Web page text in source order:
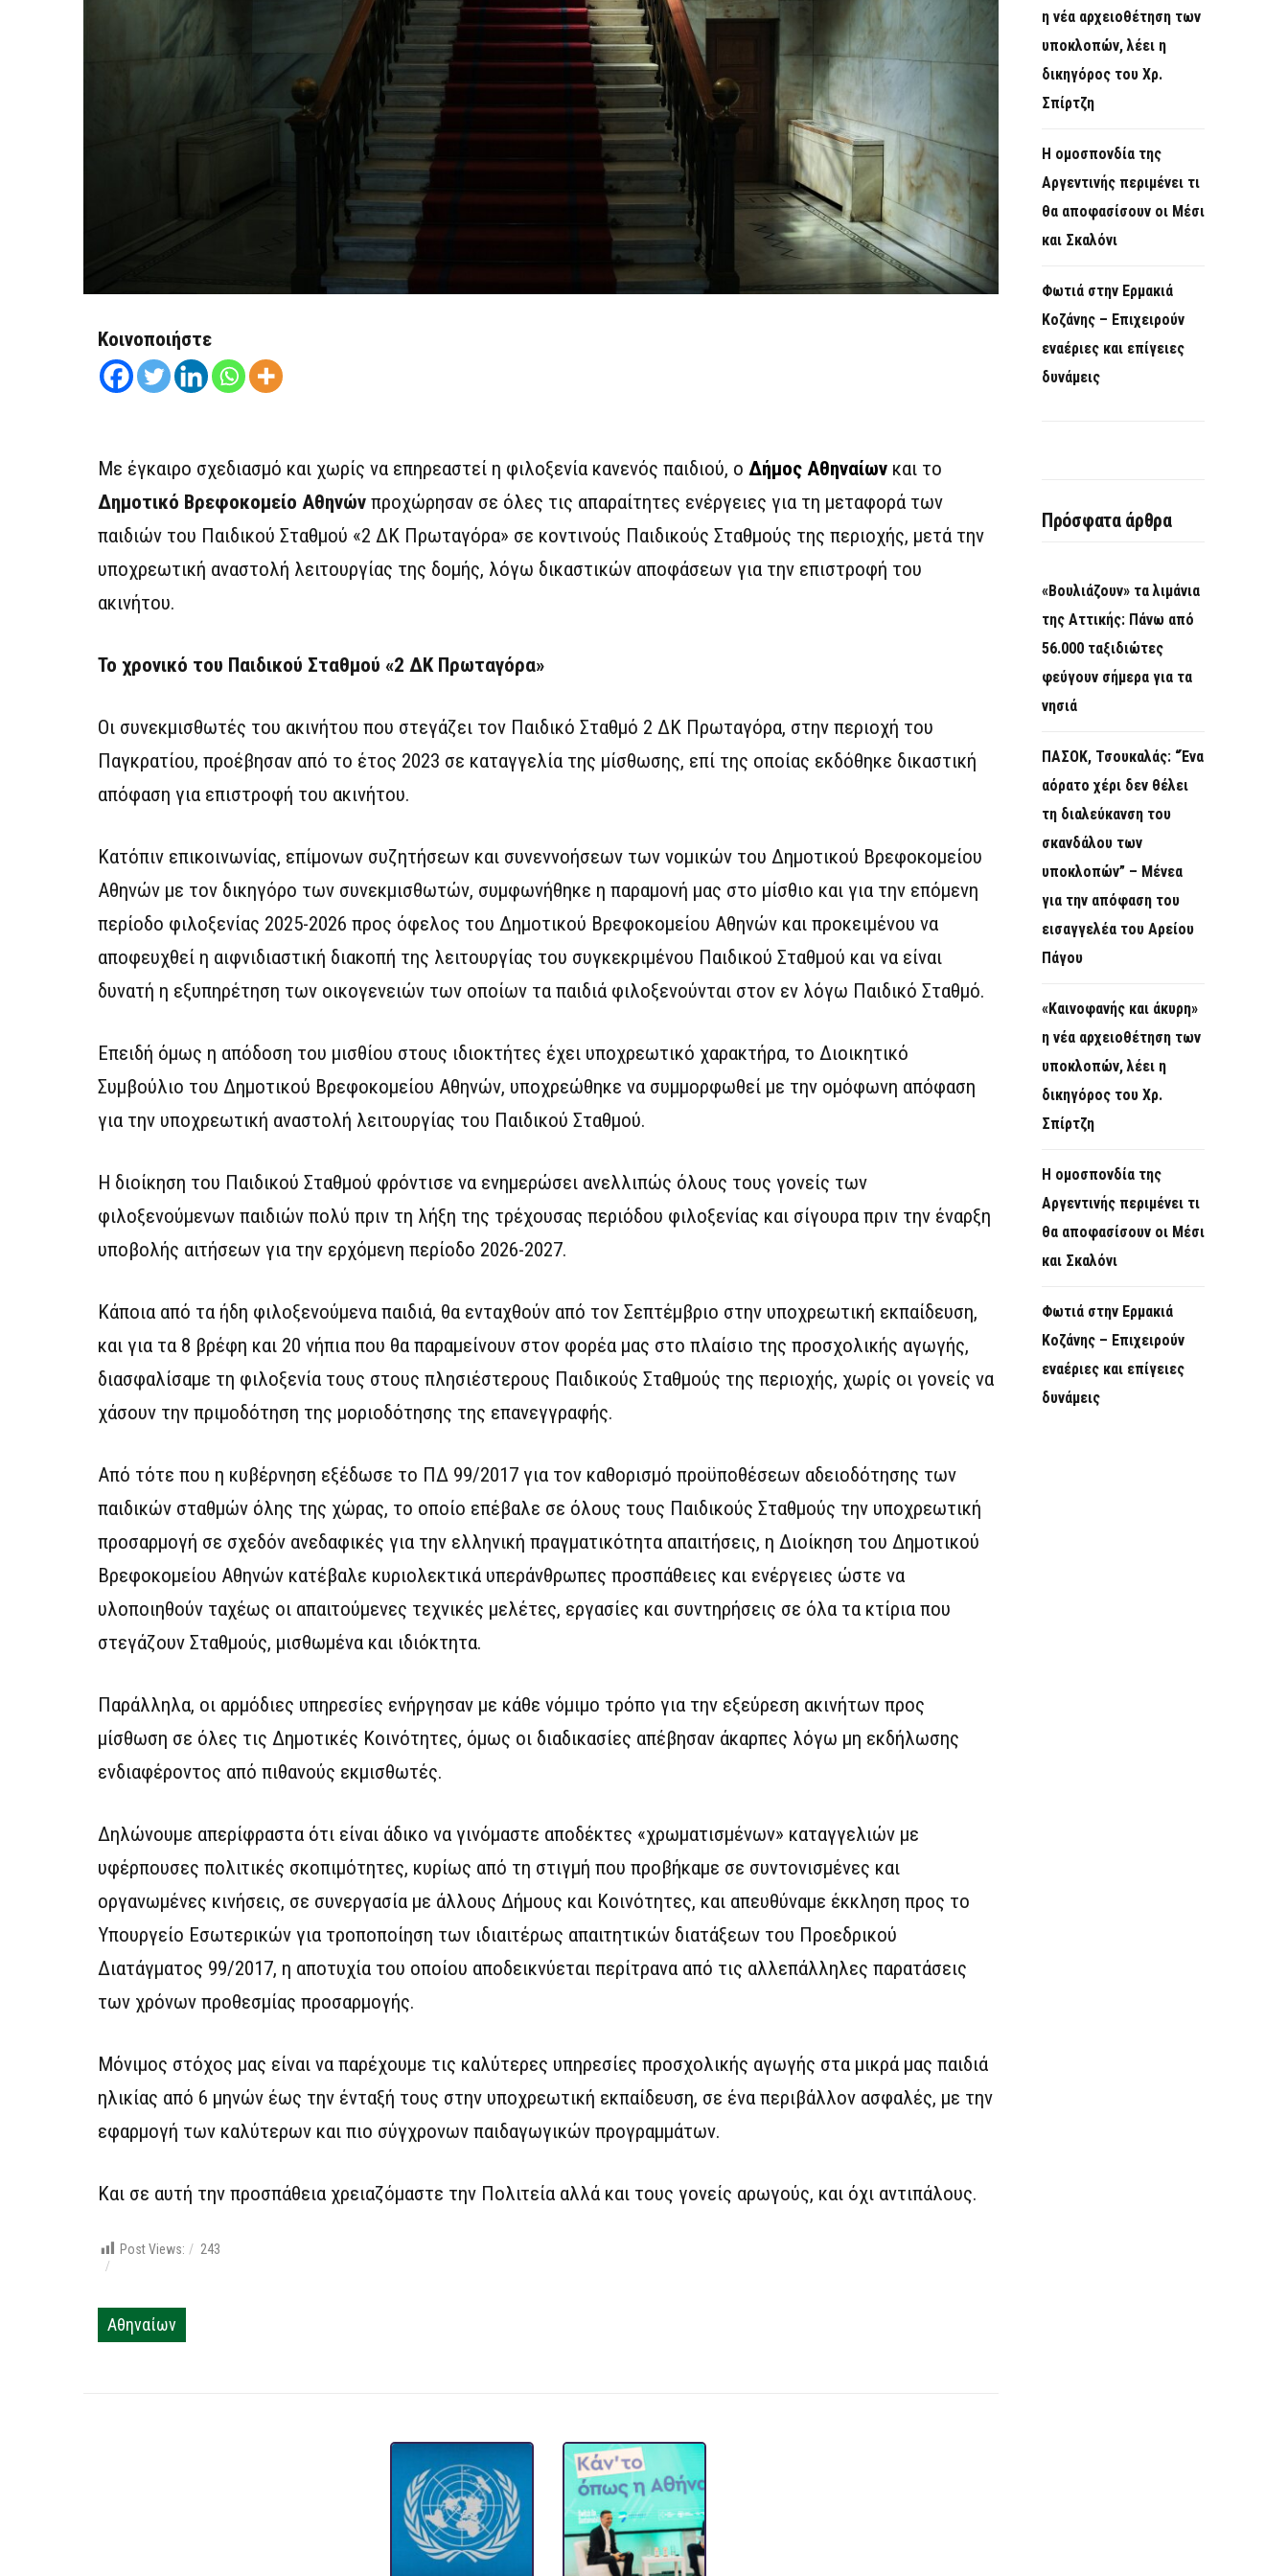
Κοινοποιήστε
Με έγκαιρο σχεδιασμό και χωρίς να επηρεαστεί η φιλοξενία κανενός παιδιού, ο Δήμος Αθηναίων και το
Δημοτικό Βρεφοκομείο Αθηνών προχώρησαν σε όλες τις απαραίτητες ενέργειες για τη μεταφορά των
παιδιών του Παιδικού Σταθμού «2 ΔΚ Πρωταγόρα» σε κοντινούς Παιδικούς Σταθμούς της περιοχής, μετά την
υποχρεωτική αναστολή λειτουργίας της δομής, λόγω δικαστικών αποφάσεων για την επιστροφή του
ακινήτου.
Το χρονικό του Παιδικού Σταθμού «2 ΔΚ Πρωταγόρα»
Οι συνεκμισθωτές του ακινήτου που στεγάζει τον Παιδικό Σταθμό 2 ΔΚ Πρωταγόρα, στην περιοχή του
Παγκρατίου, προέβησαν από το έτος 2023 σε καταγγελία της μίσθωσης, επί της οποίας εκδόθηκε δικαστική
απόφαση για επιστροφή του ακινήτου.
Κατόπιν επικοινωνίας, επίμονων συζητήσεων και συνεννοήσεων των νομικών του Δημοτικού Βρεφοκομείου
Αθηνών με τον δικηγόρο των συνεκμισθωτών, συμφωνήθηκε η παραμονή μας στο μίσθιο και για την επόμενη
περίοδο φιλοξενίας 2025-2026 προς όφελος του Δημοτικού Βρεφοκομείου Αθηνών και προκειμένου να
αποφευχθεί η αιφνιδιαστική διακοπή της λειτουργίας του συγκεκριμένου Παιδικού Σταθμού και να είναι
δυνατή η εξυπηρέτηση των οικογενειών των οποίων τα παιδιά φιλοξενούνται στον εν λόγω Παιδικό Σταθμό.
Επειδή όμως η απόδοση του μισθίου στους ιδιοκτήτες έχει υποχρεωτικό χαρακτήρα, το Διοικητικό
Συμβούλιο του Δημοτικού Βρεφοκομείου Αθηνών, υποχρεώθηκε να συμμορφωθεί με την ομόφωνη απόφαση
για την υποχρεωτική αναστολή λειτουργίας του Παιδικού Σταθμού.
Η διοίκηση του Παιδικού Σταθμού φρόντισε να ενημερώσει ανελλιπώς όλους τους γονείς των
φιλοξενούμενων παιδιών πολύ πριν τη λήξη της τρέχουσας περιόδου φιλοξενίας και σίγουρα πριν την έναρξη
υποβολής αιτήσεων για την ερχόμενη περίοδο 2026-2027.
Κάποια από τα ήδη φιλοξενούμενα παιδιά, θα ενταχθούν από τον Σεπτέμβριο στην υποχρεωτική εκπαίδευση,
και για τα 8 βρέφη και 20 νήπια που θα παραμείνουν στον φορέα μας στο πλαίσιο της προσχολικής αγωγής,
διασφαλίσαμε τη φιλοξενία τους στους πλησιέστερους Παιδικούς Σταθμούς της περιοχής, χωρίς οι γονείς να
χάσουν την πριμοδότηση της μοριοδότησης της επανεγγραφής.
Από τότε που η κυβέρνηση εξέδωσε το ΠΔ 99/2017 για τον καθορισμό προϋποθέσεων αδειοδότησης των
παιδικών σταθμών όλης της χώρας, το οποίο επέβαλε σε όλους τους Παιδικούς Σταθμούς την υποχρεωτική
προσαρμογή σε σχεδόν ανεδαφικές για την ελληνική πραγματικότητα απαιτήσεις, η Διοίκηση του Δημοτικού
Βρεφοκομείου Αθηνών κατέβαλε κυριολεκτικά υπεράνθρωπες προσπάθειες και ενέργειες ώστε να
υλοποιηθούν ταχέως οι απαιτούμενες τεχνικές μελέτες, εργασίες και συντηρήσεις σε όλα τα κτίρια που
στεγάζουν Σταθμούς, μισθωμένα και ιδιόκτητα.
Παράλληλα, οι αρμόδιες υπηρεσίες ενήργησαν με κάθε νόμιμο τρόπο για την εξεύρεση ακινήτων προς
μίσθωση σε όλες τις Δημοτικές Κοινότητες, όμως οι διαδικασίες απέβησαν άκαρπες λόγω μη εκδήλωσης
ενδιαφέροντος από πιθανούς εκμισθωτές.
Δηλώνουμε απερίφραστα ότι είναι άδικο να γινόμαστε αποδέκτες «χρωματισμένων» καταγγελιών με
υφέρπουσες πολιτικές σκοπιμότητες, κυρίως από τη στιγμή που προβήκαμε σε συντονισμένες και
οργανωμένες κινήσεις, σε συνεργασία με άλλους Δήμους και Κοινότητες, και απευθύναμε έκκληση προς το
Υπουργείο Εσωτερικών για τροποποίηση των ιδιαιτέρως απαιτητικών διατάξεων του Προεδρικού
Διατάγματος 99/2017, η αποτυχία του οποίου αποδεικνύεται περίτρανα από τις αλλεπάλληλες παρατάσεις
των χρόνων προθεσμίας προσαρμογής.
Μόνιμος στόχος μας είναι να παρέχουμε τις καλύτερες υπηρεσίες προσχολικής αγωγής στα μικρά μας παιδιά
ηλικίας από 6 μηνών έως την ένταξή τους στην υποχρεωτική εκπαίδευση, σε ένα περιβάλλον ασφαλές, με την
εφαρμογή των καλύτερων και πιο σύγχρονων παιδαγωγικών προγραμμάτων.
Και σε αυτή την προσπάθεια χρειαζόμαστε την Πολιτεία αλλά και τους γονείς αρωγούς, και όχι αντιπάλους.
Post Views: 243
Αθηναίων
η νέα αρχειοθέτηση των
υποκλοπών, λέει η
δικηγόρος του Χρ.
Σπίρτζη
Η ομοσπονδία της
Αργεντινής περιμένει τι
θα αποφασίσουν οι Μέσι
και Σκαλόνι
Φωτιά στην Ερμακιά
Κοζάνης – Επιχειρούν
εναέριες και επίγειες
δυνάμεις
Πρόσφατα άρθρα
«Βουλιάζουν» τα λιμάνια
της Αττικής: Πάνω από
56.000 ταξιδιώτες
φεύγουν σήμερα για τα
νησιά
ΠΑΣΟΚ, Τσουκαλάς: “Ένα
αόρατο χέρι δεν θέλει
τη διαλεύκανση του
σκανδάλου των
υποκλοπών” – Μένεα
για την απόφαση του
εισαγγελέα του Αρείου
Πάγου
«Καινοφανής και άκυρη»
η νέα αρχειοθέτηση των
υποκλοπών, λέει η
δικηγόρος του Χρ.
Σπίρτζη
Η ομοσπονδία της
Αργεντινής περιμένει τι
θα αποφασίσουν οι Μέσι
και Σκαλόνι
Φωτιά στην Ερμακιά
Κοζάνης – Επιχειρούν
εναέριες και επίγειες
δυνάμεις